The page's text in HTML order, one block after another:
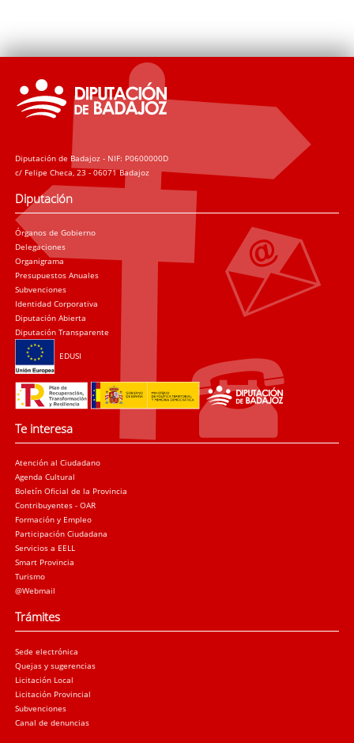
Diputación de Badajoz - NIF: P0600000D
c/ Felipe Checa, 23 - 06071 Badajoz
Diputación
Órganos de Gobierno
Delegaciones
Organigrama
Presupuestos Anuales
Subvenciones
Identidad Corporativa
Diputación Abierta
Diputación Transparente
EDUSI
Te interesa
Atención al Ciudadano
Agenda Cultural
Boletín Oficial de la Provincia
Contribuyentes - OAR
Formación y Empleo
Participación Ciudadana
Servicios a EELL
Smart Provincia
Turismo
@Webmail
Trámites
Sede electrónica
Quejas y sugerencias
Licitación Local
Licitación Provincial
Subvenciones
Canal de denuncias